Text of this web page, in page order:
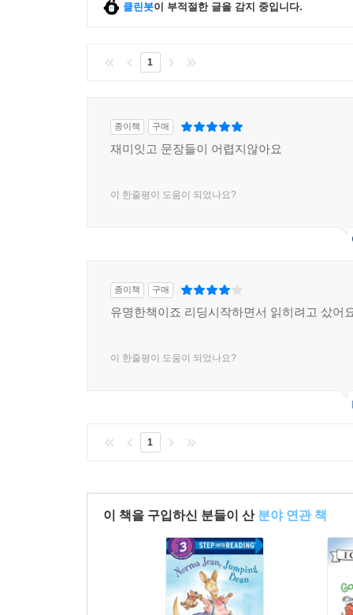
클린봇이 부적절한 글을 감지 중입니다.
1
종이책 구매
재미잇고 문장들이 어렵지않아요
이 한줄평이 도움이 되었나요?
종이책 구매
유명한책이죠 리딩시작하면서 읽히려고 샀어
이 한줄평이 도움이 되었나요?
1
이 책을 구입하신 분들이 산 분야 연관 책